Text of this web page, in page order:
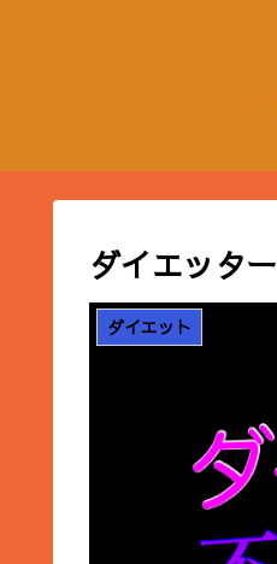
ダイエッタ
ダイエット